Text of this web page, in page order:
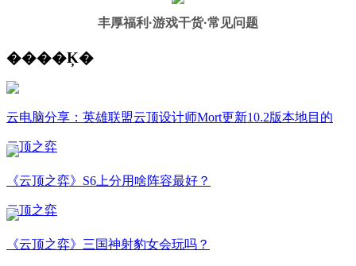
丰厚福利 ·游戏干货·常见问题
����Ķ�
云电脑分享：英雄联盟云顶设计师Mort更新10.2版本地目的
云顶之弈
《云顶之弈》S6上分用啥阵容最好？
云顶之弈
《云顶之弈》三国神射豹女会玩吗？